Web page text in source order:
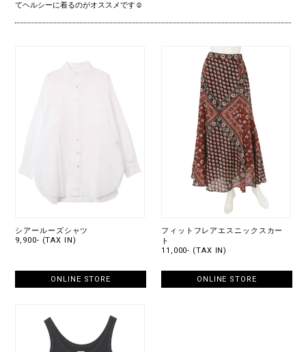
てヘルシーに着るのがオススメです☺︎
シアールーズシャツ
9,900- (TAX IN)
ONLINE STORE
フィットフレアエスニックスカー
ト
11,000- (TAX IN)
ONLINE STORE